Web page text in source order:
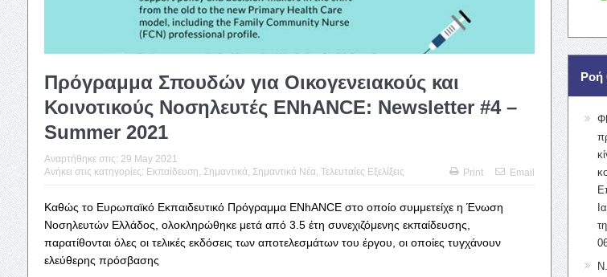
Πρόγραμμα Σπουδών για Οικογενειακούς και
Κοινοτικούς Νοσηλευτές ENhANCE: Newsletter #4 –
Summer 2021
Αναρτήθηκε στις: 29 May 2021
Ανήκει στις κατηγορίες: Εκπαίδευση Σημαντικά Σημαντικά Νέα Τελευταίες Εξελίξεις Print Email
Καθώς το Ευρωπαϊκό Εκπαιδευτικό Πρόγραμμα ENhANCE στο οποίο συμμετείχε η Ένωση
Νοσηλευτών Ελλάδος, ολοκληρώθηκε μετά από 3.5 έτη συνεχιζόμενης εκπαίδευσης,
παρατίθονται όλες οι τελικές εκδόσεις των αποτελεσμάτων του έργου, οι οποίες τυγχάνουν
ελεύθερης πρόσβασης
Ροή